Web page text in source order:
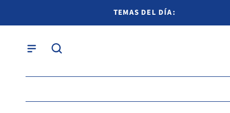
TEMAS DEL DÍA: